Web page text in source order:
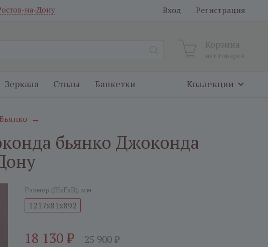
на-Дону Вход Регистрация
Корзина
нет товаров
Зеркала Столы Банкетки Коллекции
→
бьянко Джоконда
Размер (ШxГxВ), мм
1217x81x892
18 130₽ 25 900₽